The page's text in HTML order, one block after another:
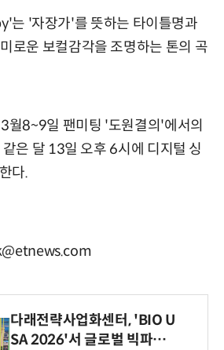
는 '자장가'를 뜻하는 타이틀명과
로운 보컬감각을 조명하는 톤의 곡
월8~9일 팬미팅 '도원결의'에서의
은 달 13일 오후 6시에 디지털 싱
다.
다래전략사업화센터, 'BIO U
SA 2026'서 글로벌 빅파마